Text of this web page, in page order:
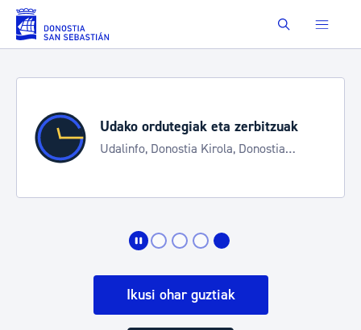
Eduki nagusira joan Buscar
Udako ordutegiak eta zerbitzuak
Udalinfo, Donostia Kirola, Donostia
Ikusi ohar guztiak